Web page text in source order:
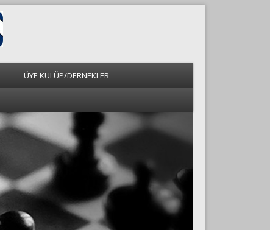
ÜYE KULÜP/DERNEKLER